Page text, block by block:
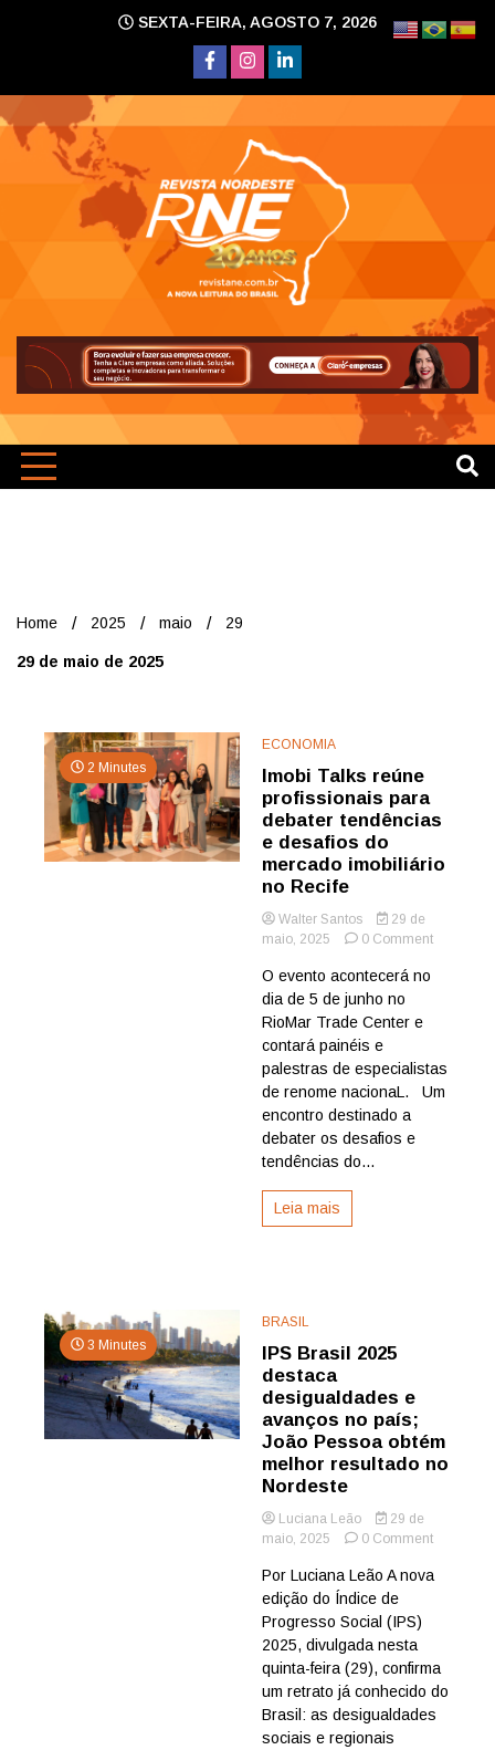
SEXTA-FEIRA, AGOSTO 7, 2026
Home 2025 maio 29
29 de maio de 2025
2 Minutes
ECONOMIA
Imobi Talks reúne
profissionais para
debater tendências
e desafios do
mercado imobiliário
no Recife
Walter Santos
29 de
maio, 2025
0 Commenton
e
O evento acontecerá no
dia de 5 de junho no
RioMar Trade Center e
contará painéis e
palestras de especialistas
de renome nacionaL. Um
encontro destinado a
debater os desafios e
tendências do...
Leia mais
3 Minutes
BRASIL
IPS Brasil 2025
destaca
desigualdades e
avanços no país;
João Pessoa obtém
melhor resultado no
Nordeste
Luciana Leão
29 de
maio, 2025
0 Commenton
Brasil
avanços
no
país;
Por Luciana Leão A nova
edição do Índice de
Progresso Social (IPS)
2025, divulgada nesta
quinta-feira (29), confirma
um retrato já conhecido do
Brasil: as desigualdades
sociais e regionais